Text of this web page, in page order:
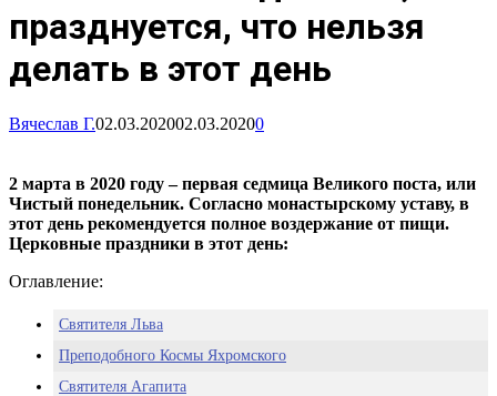
празднуется, что нельзя
делать в этот день
Вячеслав Г.02.03.202002.03.20200
2 марта в 2020 году – первая седмица Великого поста, или
Чистый понедельник. Согласно монастырскому уставу, в
этот день рекомендуется полное воздержание от пищи.
Церковные праздники в этот день:
Оглавление:
Святителя Льва
Преподобного Космы Яхромского
Святителя Агапита